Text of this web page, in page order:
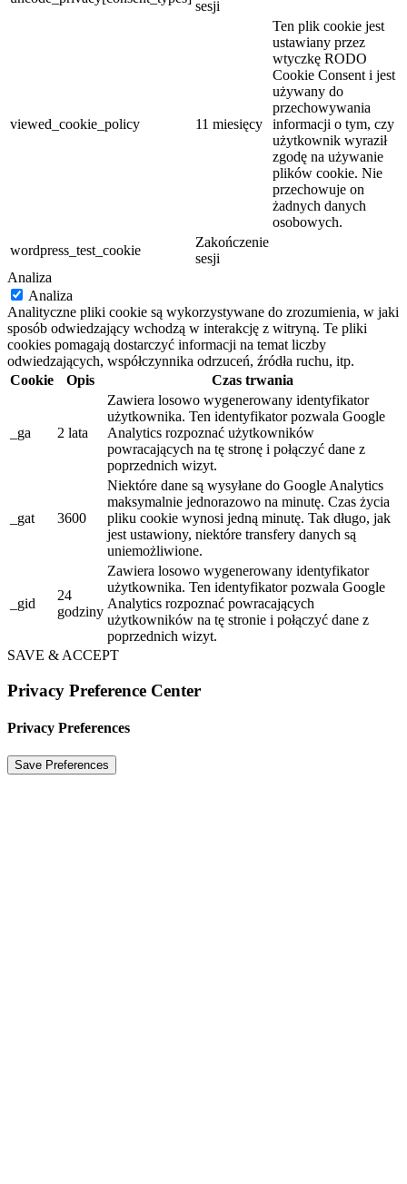
sesji
viewed_cookie_policy 11 miesięcy
Ten plik cookie jest
ustawiany przez
wtyczkę RODO
Cookie Consent i jest
używany do
przechowywania
informacji o tym, czy
użytkownik wyraził
zgodę na używanie
plików cookie. Nie
przechowuje on
żadnych danych
osobowych.
wordpress_test_cookie
Zakończenie
sesji
Analiza
Analiza
Analityczne pliki cookie są wykorzystywane do zrozumienia, w jaki
sposób odwiedzający wchodzą w interakcję z witryną. Te pliki
cookies pomagają dostarczyć informacji na temat liczby
odwiedzających, współczynnika odrzuceń, źródła ruchu, itp.
Cookie
Opis Czas trwania
_ga 2 lata
Zawiera losowo wygenerowany identyfikator
użytkownika. Ten identyfikator pozwala Google
Analytics rozpoznać użytkowników
powracających na tę stronę i połączyć dane z
poprzednich wizyt.
_gat 3600
Niektóre dane są wysyłane do Google Analytics
maksymalnie jednorazowo na minutę. Czas życia
pliku cookie wynosi jedną minutę. Tak długo, jak
jest ustawiony, niektóre transfery danych są
uniemożliwione.
_gid
24
godziny
Zawiera losowo wygenerowany identyfikator
użytkownika. Ten identyfikator pozwala Google
Analytics rozpoznać powracających
użytkowników na tę stronie i połączyć dane z
poprzednich wizyt.
SAVE & ACCEPT
Privacy Preference Center
Privacy Preferences